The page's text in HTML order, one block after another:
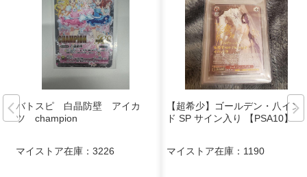
バトスピ 白晶防壁 アイカ
ツ champion
マイストア在庫： 3226
【超希少】ゴールデン・八イン
ド SP サイン入り 【PSA10】
マイストア在庫： 1190